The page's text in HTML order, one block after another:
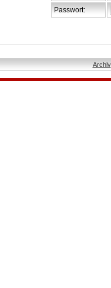
Passwort:
Archiv